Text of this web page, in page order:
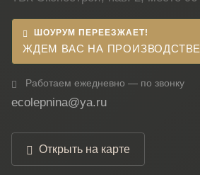
ШОУРУМ ПЕРЕЕЗЖАЕТ!
ЖДЕМ ВАС НА ПРОИЗВОДСТВЕ
Работаем ежедневно — по звонку
ecolepnina@ya.ru
Открыть на карте